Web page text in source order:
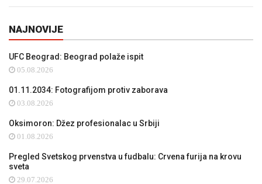
NAJNOVIJE
UFC Beograd: Beograd polaže ispit
05.08.2026
01.11.2034: Fotografijom protiv zaborava
03.08.2026
Oksimoron: Džez profesionalac u Srbiji
01.08.2026
Pregled Svetskog prvenstva u fudbalu: Crvena furija na krovu
sveta
29.07.2026